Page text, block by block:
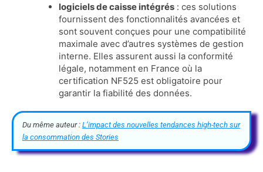
logiciels de caisse intégrés : ces solutions
fournissent des fonctionnalités avancées et
sont souvent conçues pour une compatibilité
maximale avec d’autres systèmes de gestion
interne. Elles assurent aussi la conformité
légale, notamment en France où la
certification NF525 est obligatoire pour
garantir la fiabilité des données.
Du même auteur : L’impact des nouvelles tendances high-tech sur
la consommation des Stories